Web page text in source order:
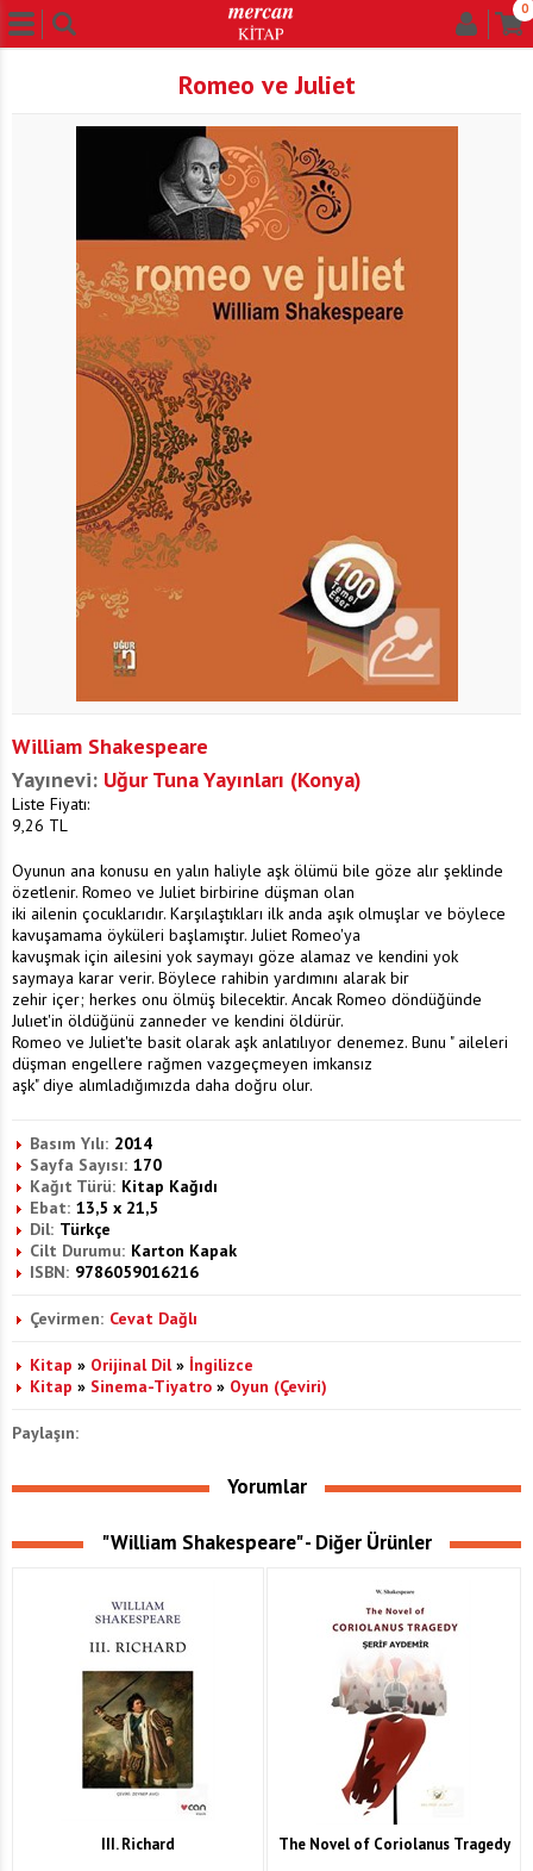
0
Romeo ve Juliet
William Shakespeare
Yayınevi: Uğur Tuna Yayınları (Konya)
Liste Fiyatı:
9,26 TL
Oyunun ana konusu en yalın haliyle aşk ölümü bile göze alır şeklinde
özetlenir. Romeo ve Juliet birbirine düşman olan
iki ailenin çocuklarıdır. Karşılaştıkları ilk anda aşık olmuşlar ve böylece
kavuşamama öyküleri başlamıştır. Juliet Romeo'ya
kavuşmak için ailesini yok saymayı göze alamaz ve kendini yok
saymaya karar verir. Böylece rahibin yardımını alarak bir
zehir içer; herkes onu ölmüş bilecektir. Ancak Romeo döndüğünde
Julıet'in öldüğünü zanneder ve kendini öldürür.
Romeo ve Juliet'te basit olarak aşk anlatılıyor denemez. Bunu " aileleri
düşman engellere rağmen vazgeçmeyen imkansız
aşk" diye alımladığımızda daha doğru olur.
Basım Yılı: 2014
Sayfa Sayısı: 170
Kağıt Türü: Kitap Kağıdı
Ebat: 13,5 x 21,5
Dil: Türkçe
Cilt Durumu: Karton Kapak
ISBN: 9786059016216
Çevirmen: Cevat Dağlı
Kitap » Orijinal Dil» İngilizce
Kitap » Sinema-Tiyatro » Oyun (Çeviri)
Paylaşın:
Yorumlar
"William Shakespeare" - Diğer Ürünler
III. Richard The Novel of Coriolanus Tragedy